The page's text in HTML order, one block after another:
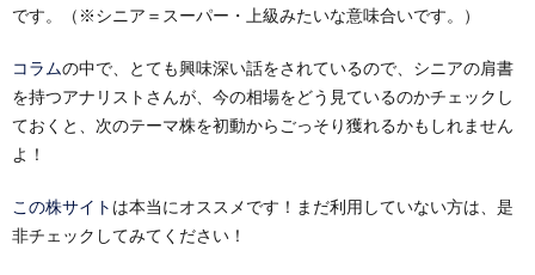
です。（※シニア＝スーパー・上級みたいな意味合いです。）
コラムの中で、とても興味深い話をされているので、シニアの肩書
を持つアナリストさんが、今の相場をどう見ているのかチェックし
ておくと、次のテーマ株を初動からごっそり獲れるかもしれません
よ！
この株サイト は本当にオススメです！まだ利用していない方は、是
非チェックしてみてください！